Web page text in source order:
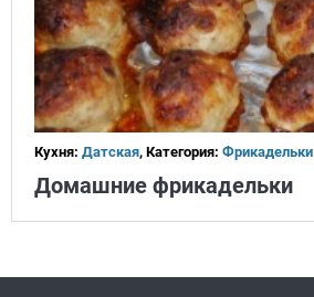
Кухня: Датская, Категория: Фрикадельки
Домашние фрикадельки